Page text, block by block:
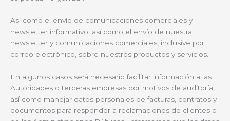
Así como el envío de comunicaciones comerciales y
newsletter informativo. así como el envío de nuestra
newsletter y comunicaciones comerciales, inclusive por
correo electrónico, sobre nuestros productos y servicios.
En algunos casos será necesario facilitar información a las
Autoridades o terceras empresas por motivos de auditoría,
así como manejar datos personales de facturas, contratos y
documentos para responder a reclamaciones de clientes o